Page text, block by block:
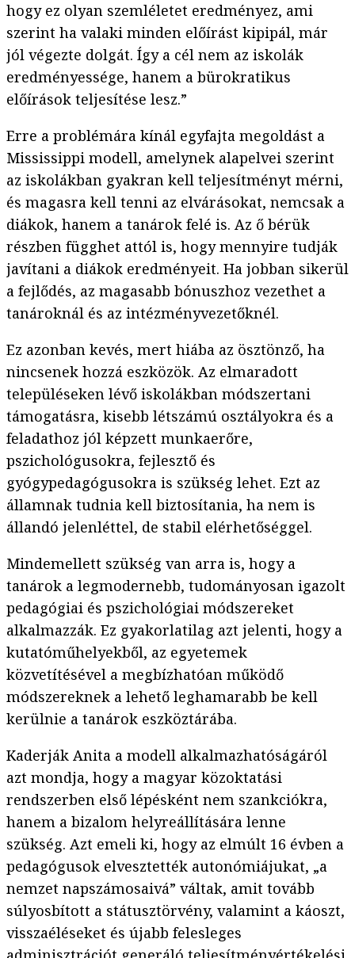
hogy ez olyan szemléletet eredményez, ami
szerint ha valaki minden előírást kipipál, már
jól végezte dolgát. Így a cél nem az iskolák
eredményessége, hanem a bürokratikus
előírások teljesítése lesz.”
Erre a problémára kínál egyfajta megoldást a
Mississippi modell, amelynek alapelvei szerint
az iskolákban gyakran kell teljesítményt mérni,
és magasra kell tenni az elvárásokat, nemcsak a
diákok, hanem a tanárok felé is. Az ő bérük
részben függhet attól is, hogy mennyire tudják
javítani a diákok eredményeit. Ha jobban sikerül
a fejlődés, az magasabb bónuszhoz vezethet a
tanároknál és az intézményvezetőknél.
Ez azonban kevés, mert hiába az ösztönző, ha
nincsenek hozzá eszközök. Az elmaradott
településeken lévő iskolákban módszertani
támogatásra, kisebb létszámú osztályokra és a
feladathoz jól képzett munkaerőre,
pszichológusokra, fejlesztő és
gyógypedagógusokra is szükség lehet. Ezt az
államnak tudnia kell biztosítania, ha nem is
állandó jelenléttel, de stabil elérhetőséggel.
Mindemellett szükség van arra is, hogy a
tanárok a legmodernebb, tudományosan igazolt
pedagógiai és pszichológiai módszereket
alkalmazzák. Ez gyakorlatilag azt jelenti, hogy a
kutatóműhelyekből, az egyetemek
közvetítésével a megbízhatóan működő
módszereknek a lehető leghamarabb be kell
kerülnie a tanárok eszköztárába.
Kaderják Anita a modell alkalmazhatóságáról
azt mondja, hogy a magyar közoktatási
rendszerben első lépésként nem szankciókra,
hanem a bizalom helyreállítására lenne
szükség. Azt emeli ki, hogy az elmúlt 16 évben a
pedagógusok elvesztették autonómiájukat, „a
nemzet napszámosaivá” váltak, amit tovább
súlyosbított a státusztörvény, valamint a káoszt,
visszaéléseket és újabb felesleges